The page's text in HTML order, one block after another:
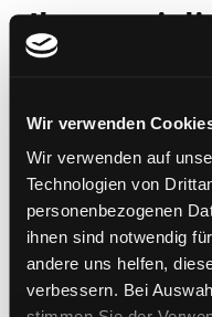
Wir verwenden
Wir verwenden auf
Technologien von
personenbezogenen
ihnen sind notwendig
andere uns helfen,
verbessern. Bei
Il
Mediengruppe:
Beschreibung
Mehr
Exemplare